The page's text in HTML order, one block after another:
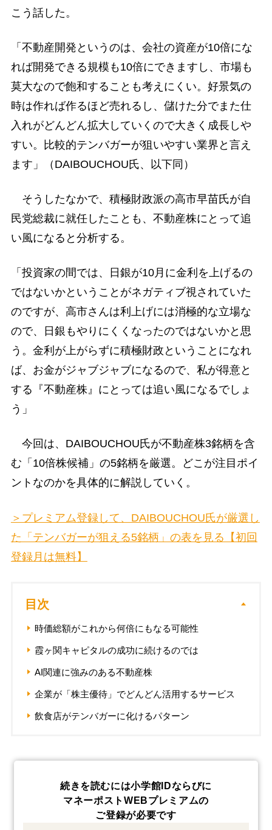
こう話した。
「不動産開発というのは、会社の資産が10倍にな
れば開発できる規模も10倍にできますし、市場も
莫大なので飽和することも考えにくい。好景気の
時は作れば作るほど売れるし、儲けた分でまた仕
入れがどんどん拡大していくので大きく成長しや
すい。比較的テンバガーが狙いやすい業界と言え
ます」（DAIBOUCHOU氏、以下同）
そうしたなかで、積極財政派の高市早苗氏が自
民党総裁に就任したことも、不動産株にとって追
い風になると分析する。
「投資家の間では、日銀が10月に金利を上げるの
ではないかということがネガティブ視されていた
のですが、高市さんは利上げには消極的な立場な
ので、日銀もやりにくくなったのではないかと思
う。金利が上がらずに積極財政ということになれ
ば、お金がジャブジャブになるので、私が得意と
する『不動産株』にとっては追い風になるでしょ
う」
今回は、DAIBOUCHOU氏が不動産株3銘柄を含
む「10倍株候補」の5銘柄を厳選。どこが注目ポイ
ントなのかを具体的に解説していく。
＞プレミアム登録して、DAIBOUCHOU氏が厳選し
た「テンバガーが狙える5銘柄」の表を見る【初回
登録月は無料】
目次
時価総額がこれから何倍にもなる可能性
霞ヶ関キャピタルの成功に続けるのでは
AI関連に強みのある不動産株
企業が「株主優待」でどんどん活用するサービス
飲食店がテンバガーに化けるパターン
続きを読むには小学館IDならびに
マネーポストWEBプレミアムの
ご登録が必要です